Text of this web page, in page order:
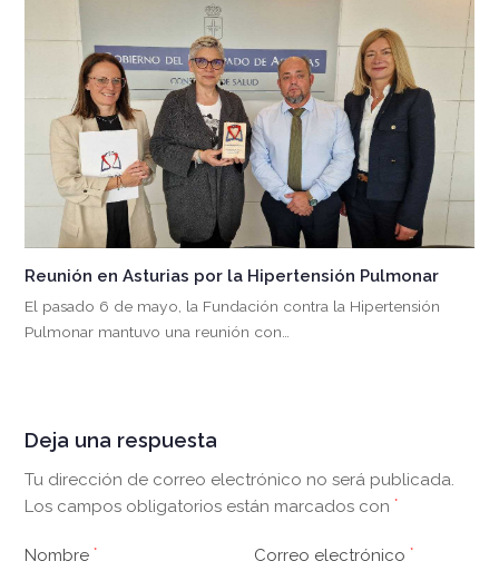
Reunión en Asturias por la Hipertensión Pulmonar
El pasado 6 de mayo, la Fundación contra la Hipertensión
Pulmonar mantuvo una reunión con…
Deja una respuesta
Tu dirección de correo electrónico no será publicada.
Los campos obligatorios están marcados con*
Nombre* Correo electrónico*